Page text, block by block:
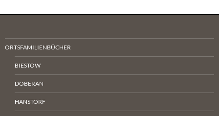
ORTSFAMILIENBÜCHER
BIESTOW
DOBERAN
HANSTORF